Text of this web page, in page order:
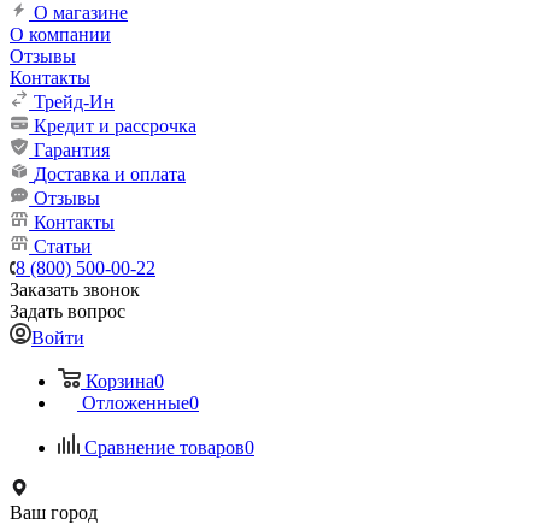
О магазине
О компании
Отзывы
Контакты
Трейд-Ин
Кредит и рассрочка
Гарантия
Доставка и оплата
Отзывы
Контакты
Статьи
8 (800) 500-00-22
Заказать звонок
Задать вопрос
Войти
Корзина0
Отложенные0
Сравнение товаров0
Ваш город